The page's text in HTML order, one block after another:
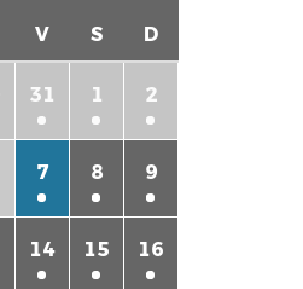
V S D
31 1 2
7 8 9
14 15 16